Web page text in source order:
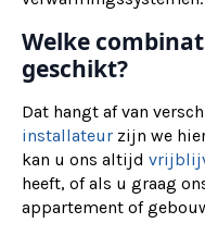
Welke
geschikt?
Dat hangt af van
installateur zijn we
kan u ons altijd
heeft, of als u graag
appartement of